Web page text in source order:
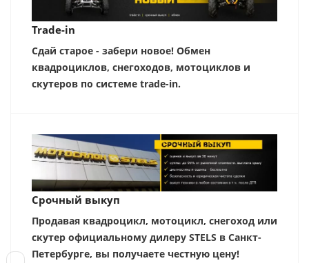
Trade-in
Сдай старое - забери новое! Обмен
квадроциклов, снегоходов, мотоциклов и
скутеров по системе trade-in.
Срочный выкуп
Продавая квадроцикл, мотоцикл, снегоход или
скутер официальному дилеру STELS в Санкт-
Петербурге, вы получаете честную цену!